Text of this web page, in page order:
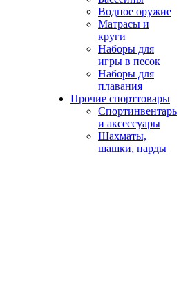
Водное оружие
Матрасы и
круги
Наборы для
игры в песок
Наборы для
плавания
Прочие спорттовары
Спортинвентарь
и аксессуары
Шахматы,
шашки, нарды